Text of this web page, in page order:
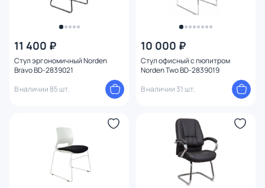
11 400 ₽
Стул эргономичный Norden
Bravo BD-2839021
В наличии 85 шт.
10 000 ₽
Стул офисный с пюпитром
Norden Two BD-2839019
В наличии 31 шт.